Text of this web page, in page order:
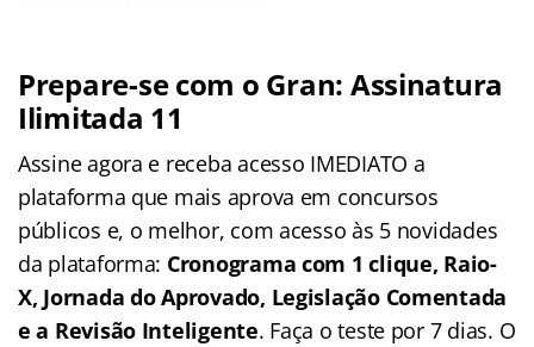
Prepare-se com o Gran: Assinatura
Ilimitada 11
Assine agora e receba acesso IMEDIATO a
plataforma que mais aprova em concursos
públicos e, o melhor, com acesso às 5 novidades
da plataforma: Cronograma com 1 clique, Raio-
X, Jornada do Aprovado, Legislação Comentada
e a Revisão Inteligente. Faça o teste por 7 dias. O